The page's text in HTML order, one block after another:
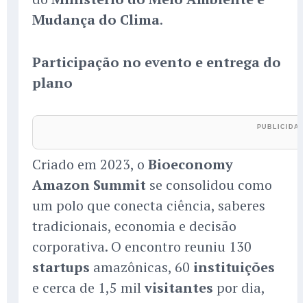
Mudança do Clima.
Participação no evento e entrega do
plano
Criado em 2023, o Bioeconomy
Amazon Summit se consolidou como
um polo que conecta ciência, saberes
tradicionais, economia e decisão
corporativa. O encontro reuniu 130
startups amazônicas, 60 instituições
e cerca de 1,5 milvisitantes por dia,